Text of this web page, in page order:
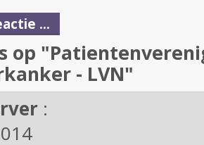
...
op
- LVN"
: